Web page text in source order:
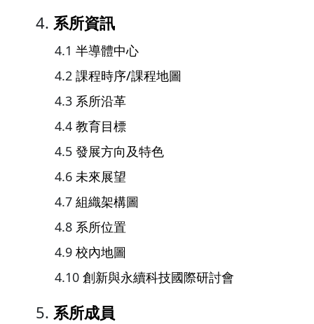
系所資訊
半導體中心
課程時序/課程地圖
系所沿革
教育目標
發展方向及特色
未來展望
組織架構圖
系所位置
校內地圖
創新與永續科技國際研討會
系所成員